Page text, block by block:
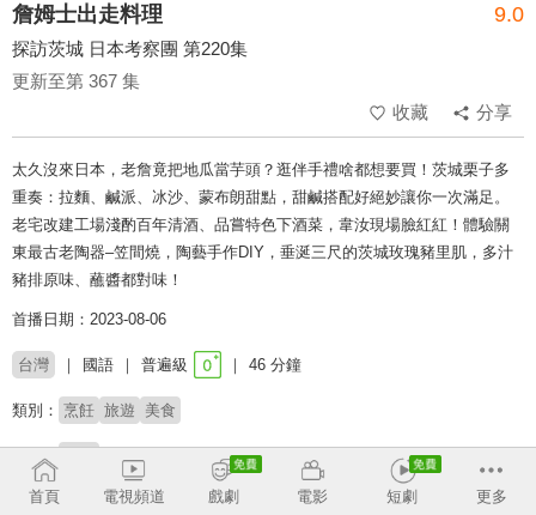
詹姆士出走料理 9.0
探訪茨城 日本考察團 第220集
更新至第 367 集
收藏
分享
太久沒來日本，老詹竟把地瓜當芋頭？逛伴手禮啥都想要買！茨城栗子多
重奏：拉麵、鹹派、冰沙、蒙布朗甜點，甜鹹搭配好絕妙讓你一次滿足。
老宅改建工場淺酌百年清酒、品嘗特色下酒菜，韋汝現場臉紅紅！體驗關
東最古老陶器–笠間燒，陶藝手作DIY，垂涎三尺的茨城玫瑰豬里肌，多汁
豬排原味、蘸醬都對味！
首播日期：2023-08-06
台灣 國語 普遍級 46 分鐘
類別： 烹飪 旅遊 美食
來賓：
主持： 詹姆士
首頁 電視頻道 戲劇 電影 短劇 更多